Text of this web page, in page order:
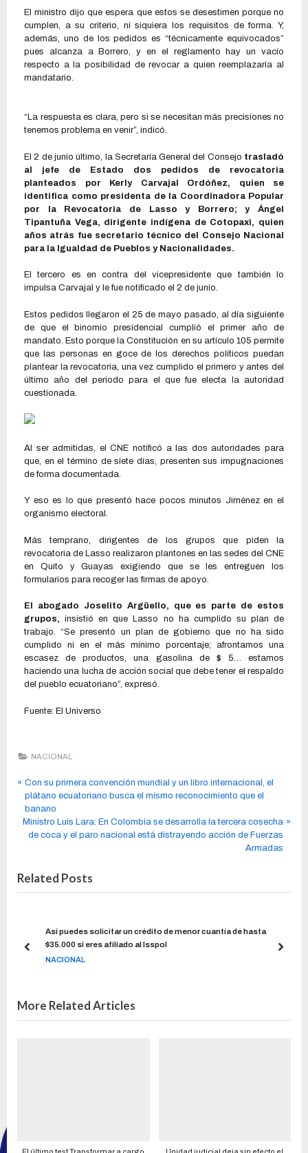
El ministro dijo que espera que estos se desestimen porque no
cumplen, a su criterio, ni siquiera los requisitos de forma. Y,
además, uno de los pedidos es “técnicamente equivocados”
pues alcanza a Borrero, y en el reglamento hay un vacío
respecto a la posibilidad de revocar a quien reemplazaría al
mandatario.
“La respuesta es clara, pero si se necesitan más precisiones no
tenemos problema en venir”, indicó.
El 2 de junio último, la Secretaría General del Consejo trasladó
al jefe de Estado dos pedidos de revocatoria
planteados por Kerly Carvajal Ordóñez, quien se
identifica como presidenta de la Coordinadora Popular
por la Revocatoria de Lasso y Borrero; y Ángel
Tipantuña Vega, dirigente indígena de Cotopaxi, quien
años atrás fue secretario técnico del Consejo Nacional
para la Igualdad de Pueblos y Nacionalidades.
El tercero es en contra del vicepresidente que también lo
impulsa Carvajal y le fue notificado el 2 de junio.
Estos pedidos llegaron el 25 de mayo pasado, al día siguiente
de que el binomio presidencial cumplió el primer año de
mandato. Esto porque la Constitución en su artículo 105 permite
que las personas en goce de los derechos políticos puedan
plantear la revocatoria, una vez cumplido el primero y antes del
último año del periodo para el que fue electa la autoridad
cuestionada.
Al ser admitidas, el CNE notificó a las dos autoridades para
que, en el término de siete días, presenten sus impugnaciones
de forma documentada.
Y eso es lo que presentó hace pocos minutos Jiménez en el
organismo electoral.
Más temprano, dirigentes de los grupos que piden la
revocatoria de Lasso realizaron plantones en las sedes del CNE
en Quito y Guayas exigiendo que se les entreguen los
formularios para recoger las firmas de apoyo.
El abogado Joselito Argüello, que es parte de estos
grupos, insistió en que Lasso no ha cumplido su plan de
trabajo. “Se presentó un plan de gobierno que no ha sido
cumplido ni en el más mínimo porcentaje; afrontamos una
escasez de productos, una gasolina de $ 5… estamos
haciendo una lucha de acción social que debe tener el respaldo
del pueblo ecuatoriano”, expresó.
Fuente: El Universo
NACIONAL
Con su primera convención mundial y un libro internacional, el
plátano ecuatoriano busca el mismo reconocimiento que el
banano
Ministro Luis Lara: En Colombia se desarrolla la tercera cosecha
de coca y el paro nacional está distrayendo acción de Fuerzas
Armadas
Related Posts
Así puedes solicitar un crédito de menor cuantía de hasta
$35.000 si eres afiliado al Isspol
NACIONAL
More Related Articles